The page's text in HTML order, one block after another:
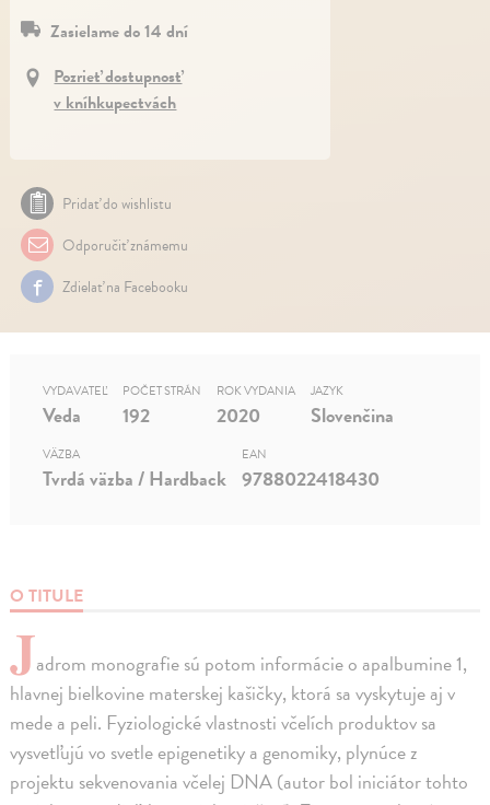
Zasielame do 14 dní
Pozrieť dostupnosť
v kníhkupectvách
Pridať do wishlistu
Odporučiť známemu
Zdielať na Facebooku
O TITULE
Jadrom monografie sú potom informácie o apalbumine 1,
hlavnej bielkovine materskej kašičky, ktorá sa vyskytuje aj v
mede a peli. Fyziologické vlastnosti včelích produktov sa
vysvetľujú vo svetle epigenetiky a genomiky, plynúce z
projektu sekvenovania včelej DNA (autor bol iniciátor tohto
VYDAVATEĽ
Veda
POČET STRÁN
192
ROK VYDANIA
2020
JAZYK
Slovenčina
VÄZBA
Tvrdá väzba / Hardback
EAN
9788022418430